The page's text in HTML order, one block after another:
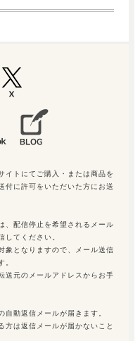
イトにてご購入・または商品を
付に許可をいただいた方にお送
、配信停止を希望されるメール
してください。
象となりますので、メール送信
。
送元のメールアドレスからお手
自動返信メールが届きます。
方は返信メールが届かないこと